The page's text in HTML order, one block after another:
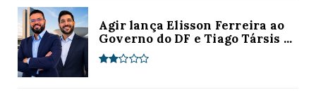
Agir lança Elisson Ferreira ao
Governo do DF e Tiago Társis ...